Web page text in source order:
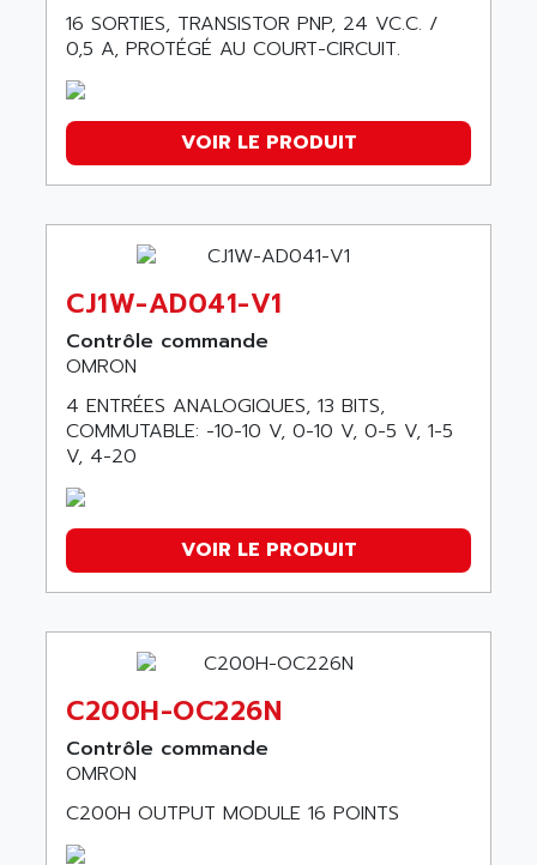
OSISENSE
MECHATROLINK II
G9SP
SERVO DRIVE 1S
G-SERIES
MODICON QUANTUM
R88D
NS
G3PA
E3X SERIE
3G3EV
MECHATROLINK-II
Série CPM2C
Series eCobra-600-Spare Parts
DYALOX PANEL IPC
J1W
16 SORTIES, TRANSISTOR PNP, 24 VC.C. /
0,5 A, PROTÉGÉ AU COURT-CIRCUIT.
VOIR LE PRODUIT
CJ1W-AD041-V1
Contrôle commande
OMRON
4 ENTRÉES ANALOGIQUES, 13 BITS,
COMMUTABLE: -10-10 V, 0-10 V, 0-5 V, 1-5
V, 4-20
VOIR LE PRODUIT
C200H-OC226N
Contrôle commande
OMRON
C200H OUTPUT MODULE 16 POINTS